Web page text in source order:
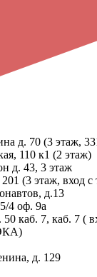
д. 70 (3 этаж,
110 к1 (2 этаж)
д. 43, 3 этаж
(3 этаж, вход с
д.13
4 оф. 9а
каб. 7, каб. 7 (
д. 129